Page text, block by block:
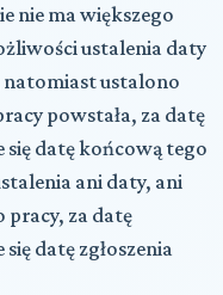
nie ma większego
ustalenia daty
natomiast ustalono
powstała, za datę
datę końcową tego
ani daty, ani
pracy, za datę
datę zgłoszenia